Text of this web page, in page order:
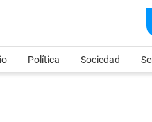
Política Sociedad